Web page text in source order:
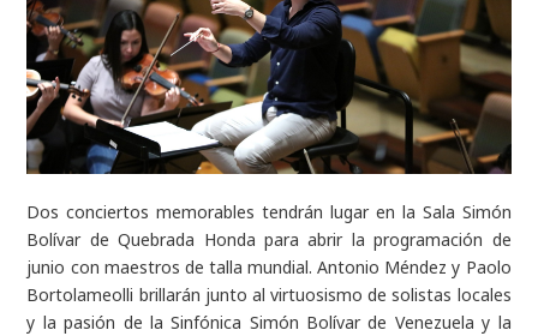
Dos conciertos memorables tendrán lugar en la Sala Simón
Bolívar de Quebrada Honda para abrir la programación de
junio con maestros de talla mundial. Antonio Méndez y Paolo
Bortolameolli brillarán junto al virtuosismo de solistas locales
y la pasión de la Sinfónica Simón Bolívar de Venezuela y la